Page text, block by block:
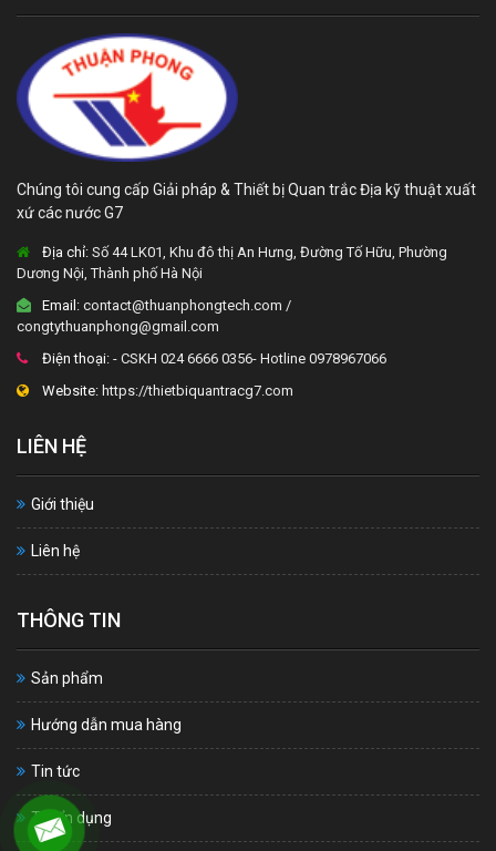
Chúng tôi cung cấp Giải pháp & Thiết bị Quan trắc Địa kỹ thuật xuất
xứ các nước G7
Địa chỉ: Số 44 LK01, Khu đô thị An Hưng, Đường Tố Hữu, Phường
Dương Nội, Thành phố Hà Nội
Email: contact@thuanphongtech.com /
congtythuanphong@gmail.com
Điện thoại: - CSKH 024 6666 0356- Hotline 0978967066
Website: https://thietbiquantracg7.com
LIÊN HỆ
Giới thiệu
Liên hệ
THÔNG TIN
Sản phẩm
Hướng dẫn mua hàng
Tin tức
Tuyển dụng